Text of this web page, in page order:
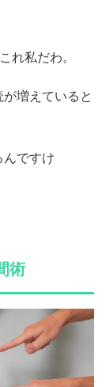
れ私だわ。
増えていると
ですけ
術